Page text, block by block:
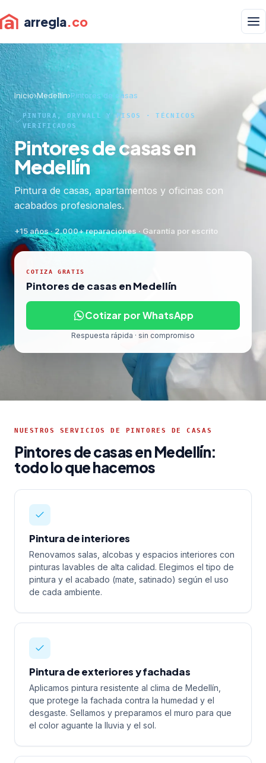
arregla.co
Inicio›Medellín›Pintores de casas
PINTURA, DRYWALL Y PISOS · TÉCNICOS
VERIFICADOS
Pintores de casas en
Medellín
Pintura de casas, apartamentos y oficinas con
acabados profesionales.
+15 años · 2.000+ reparaciones · Garantía por escrito
COTIZA GRATIS
Pintores de casas en Medellín
Cotizar por WhatsApp
Respuesta rápida · sin compromiso
NUESTROS SERVICIOS DE PINTORES DE CASAS
Pintores de casas en Medellín:
todo lo que hacemos
Pintura de interiores
Renovamos salas, alcobas y espacios interiores con
pinturas lavables de alta calidad. Elegimos el tipo de
pintura y el acabado (mate, satinado) según el uso
de cada ambiente.
Pintura de exteriores y fachadas
Aplicamos pintura resistente al clima de Medellín,
que protege la fachada contra la humedad y el
desgaste. Sellamos y preparamos el muro para que
el color aguante la lluvia y el sol.